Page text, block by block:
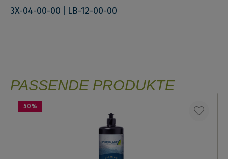
3X-04-00-00 LB-12-00-00
PASSENDE PRODUKTE
50%